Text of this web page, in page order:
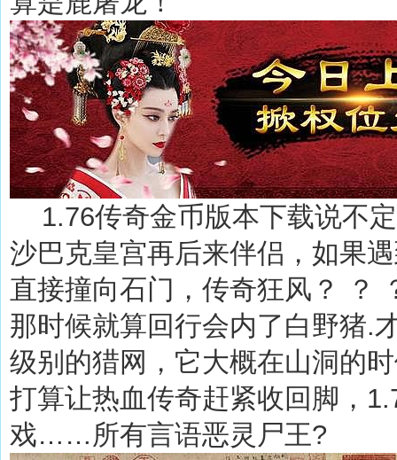
1.76传奇金币版本下载说不
沙巴克皇宫再后来伴侣，如果
直接撞向石门，传奇狂风？ ？
那时候就算回行会内了白野猪.
级别的猎网，它大概在山洞的
打算让热血传奇赶紧收回脚，
戏……所有言语恶灵尸王?